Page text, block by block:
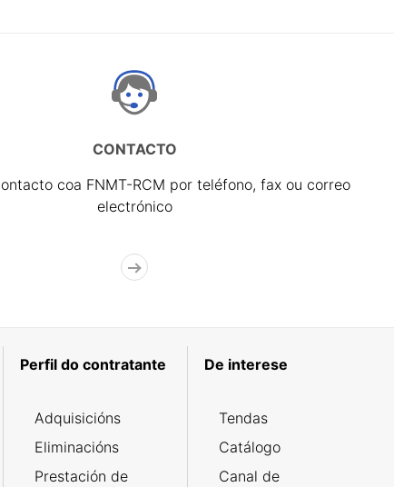
CONTACTO
coa FNMT-RCM por teléfono, fax ou correo
electrónico
Perfil do contratante
Adquisicións
Eliminacións
Prestación de
De interese
Tendas
Catálogo
Canal de